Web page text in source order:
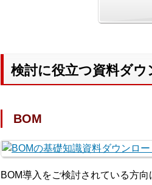
検討に役立つ資料ダウ
BOM
BOM導入をご検討されている方